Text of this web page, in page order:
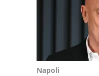
Napoli